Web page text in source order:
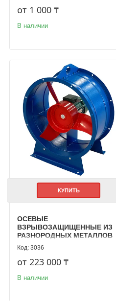
от 1 000 ₸
В наличии
КУПИТЬ
ОСЕВЫЕ
ВЗРЫВОЗАЩИЩЕННЫЕ ИЗ
РАЗНОРОДНЫХ МЕТАЛЛОВ
ВО 14-320
3036
от 223 000 ₸
В наличии